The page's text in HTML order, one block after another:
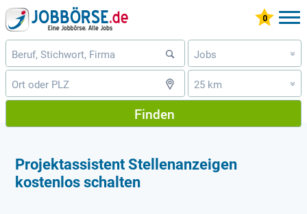
Jobs »
25 km »
Finden
Projektassistent Stellenanzeigen
kostenlos schalten